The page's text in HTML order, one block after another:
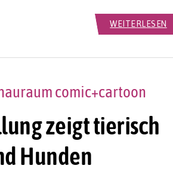
WEITERLESEN
zeigt tierisch
Hunden
comic+cartoon